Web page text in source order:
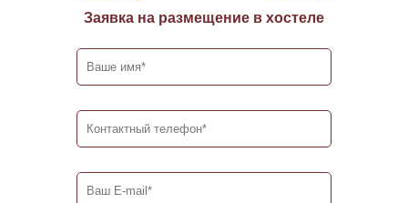
Заявка на размещение в хостеле